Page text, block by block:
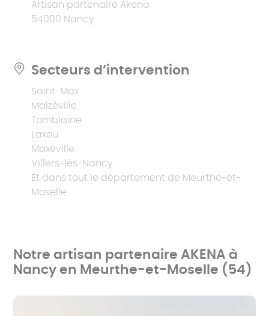
Artisan partenaire Akena
54000 Nancy
Secteurs d’intervention
Saint-Max
Malzéville
Tomblaine
Laxou
Maxéville
Villers-lès-Nancy
Et dans tout le département de Meurthe-et-
Moselle
Notre artisan partenaire AKENA à
Nancy en Meurthe-et-Moselle (54)